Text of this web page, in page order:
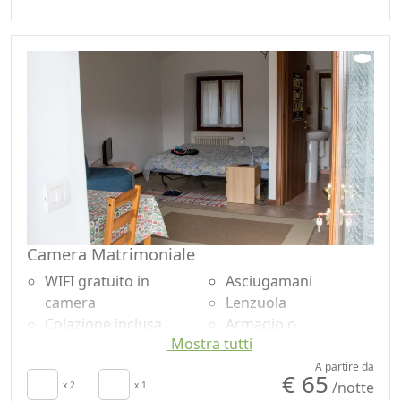
Angolo cottura
Asciugacapelli
Patio
Asciugamani
Lenzuola
Zona pranzo
all'aperto
Doccia
Vista panoramica
Ingresso
indipendente
Camera Matrimoniale
WIFI gratuito in
camera
Colazione inclusa
autonomo
Culla
Asciugamani
Lenzuola
Armadio o
Guardaroba
Mostra tutti
x 2 x 1
A partire da
€ 65 /notte